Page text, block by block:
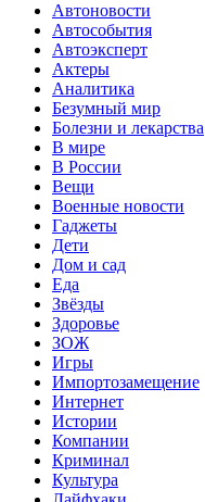
Автоновости
Автособытия
Автоэксперт
Актеры
Аналитика
Безумный мир
Болезни и лекарства
В мире
В России
Вещи
Военные новости
Гаджеты
Дети
Дом и сад
Еда
Звёзды
Здоровье
ЗОЖ
Игры
Импортозамещение
Интернет
Истории
Компании
Криминал
Культура